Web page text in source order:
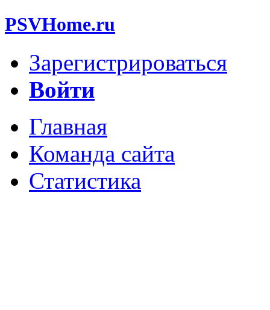
PSVHome.ru
Зарегистрироваться
Войти
Главная
Команда сайта
Статистика